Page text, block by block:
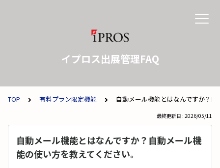
イプロス出展管理FAQ
TOP 有料プラン限定機能 自動メール機能とはなんですか？
最終更新日 : 2026/05/11
自動メール機能とはなんですか？自動メール機
能の使い方を教えてください。